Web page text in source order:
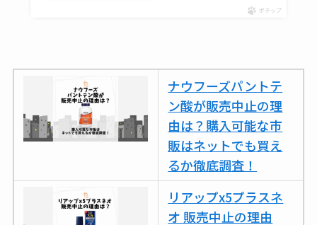
トラが廃盤？なぜ？
復刻はある？ウルト
ラカパーは品切れ？
売ってる場所調査
キーピング販売終了
理由はなぜ？売って
ない？売ってる場所
は？代わりの代用品
ポチップ
ナウフーズパントテ
ン酸が販売中止の理
由は？購入可能な市
販はネットでも買え
るか徹底調査！
リアップx5プラスネ
オ 販売中止の理由